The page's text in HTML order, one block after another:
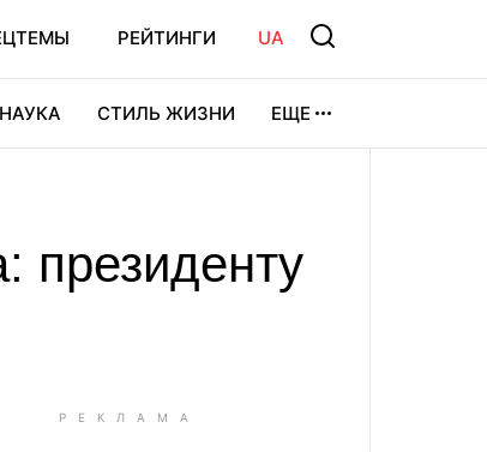
РЕЙТИНГИ UA
НАУКА СТИЛЬ ЖИЗНИ ЕЩЕ
президенту